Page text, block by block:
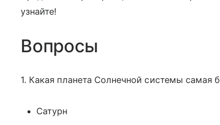
узнайте!
Вопросы
1. Какая планета Солнечной системы самая
Сатурн